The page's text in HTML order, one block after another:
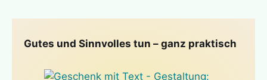
Gutes und Sinnvolles tun – ganz praktisch